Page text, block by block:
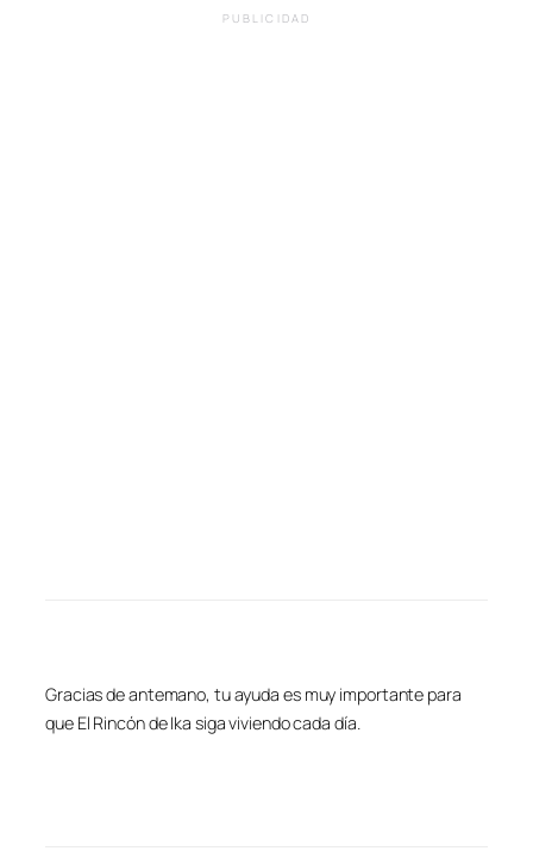
PUBLICIDAD
Gracias de antemano, tu ayuda es muy importante para
que El Rincón de Ika siga viviendo cada día.